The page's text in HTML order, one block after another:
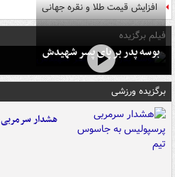
افزایش قیمت طلا و نقره جهانی
فیلم برگزیده
بوسه‌ پدر بر پای پسر شهیدش
برگزیده ورزشی
هشدار